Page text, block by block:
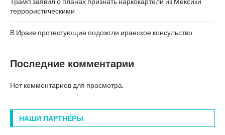
террористическими
В Ираке протестующие подожгли иранское консульство
Последние комментарии
Нет комментариев для просмотра.
НАШИ ПАРТНЁРЫ